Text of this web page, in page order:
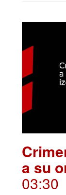
a su
03:30